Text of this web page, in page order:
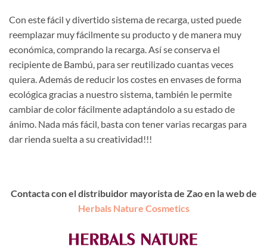
Con este fácil y divertido sistema de recarga, usted puede
reemplazar muy fácilmente su producto y de manera muy
económica, comprando la recarga. Así se conserva el
recipiente de Bambú, para ser reutilizado cuantas veces
quiera. Además de reducir los costes en envases de forma
ecológica gracias a nuestro sistema, también le permite
cambiar de color fácilmente adaptándolo a su estado de
ánimo. Nada más fácil, basta con tener varias recargas para
dar rienda suelta a su creatividad!!!
Contacta con el distribuidor mayorista de Zao en la web de
Herbals Nature Cosmetics